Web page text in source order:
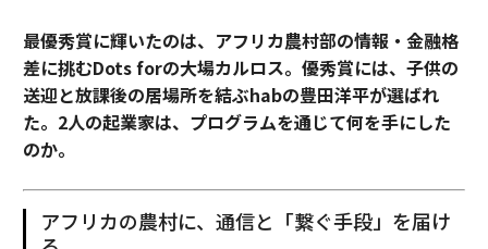
最優秀賞に輝いたのは、アフリカ農村部の情報・金融格
差に挑むDots forの大場カルロス。優秀賞には、子供の
送迎と放課後の居場所を結ぶhabの豊田洋平が選ばれ
た。2人の起業家は、プログラムを通じて何を手にした
のか。
アフリカの農村に、通信と「繋ぐ手段」を届け